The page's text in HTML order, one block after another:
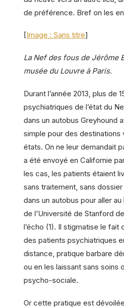
de préférence. Bref on les
[Image : Sans titre]
La Nef des fous de Jérôme
musée du Louvre à Paris.
Durant l’année 2013, plus de
psychiatriques de l’état du
dans un autobus Greyhound
simple pour des
états. On ne leur demandait
a été envoyé en Californie
les cas, les patients étaient
sans traitement, sans
dans un autobus pour aller
de l’Université de Stanford
l’écho (1). Il stigmatise le fait
des patients psychiatriques
distance, pratique barbare
ou en les laissant sans soins
psycho-sociale.
Or cette pratique est